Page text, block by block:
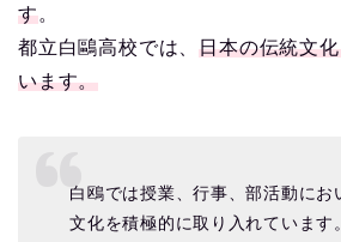
す。
都立白鷗高校では、日本の伝統文
います。
白鴎では授業、行事、部活動にお
文化を積極的に取り入れています。